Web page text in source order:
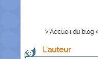
> Accueil du blog <
L'auteur